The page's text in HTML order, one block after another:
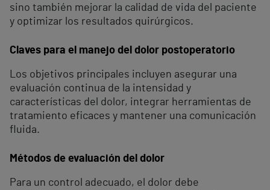
sino también mejorar la calidad de vida del paciente
y optimizar los resultados quirúrgicos.
Claves para el manejo del dolor postoperatorio
Los objetivos principales incluyen asegurar una
evaluación continua de la intensidad y
características del dolor, integrar herramientas de
tratamiento eficaces y mantener una comunicación
fluida.
Métodos de evaluación del dolor
Para un control adecuado, el dolor debe